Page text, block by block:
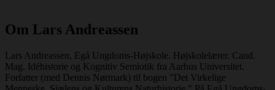
Om Lars Andreassen
Lars Andreassen, Egå Ungdoms-Højskole. Højskolelærer. Cand.
Mag. Idéhistorie og Kognitiv Semiotik fra Aarhus Universitet.
Forfatter (med Dennis Nørmark) til bogen ”Det Virkelige